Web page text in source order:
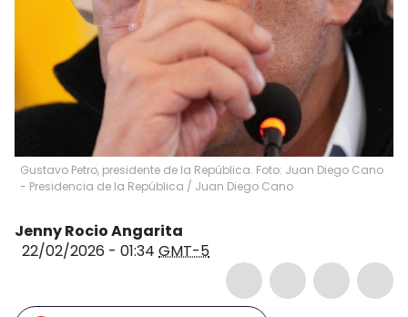
Gustavo Petro, presidente de la República. Foto: Juan Diego Cano
- Presidencia de la República / Juan Diego Cano
Jenny Rocio Angarita
22/02/2026 - 01:34 GMT-5